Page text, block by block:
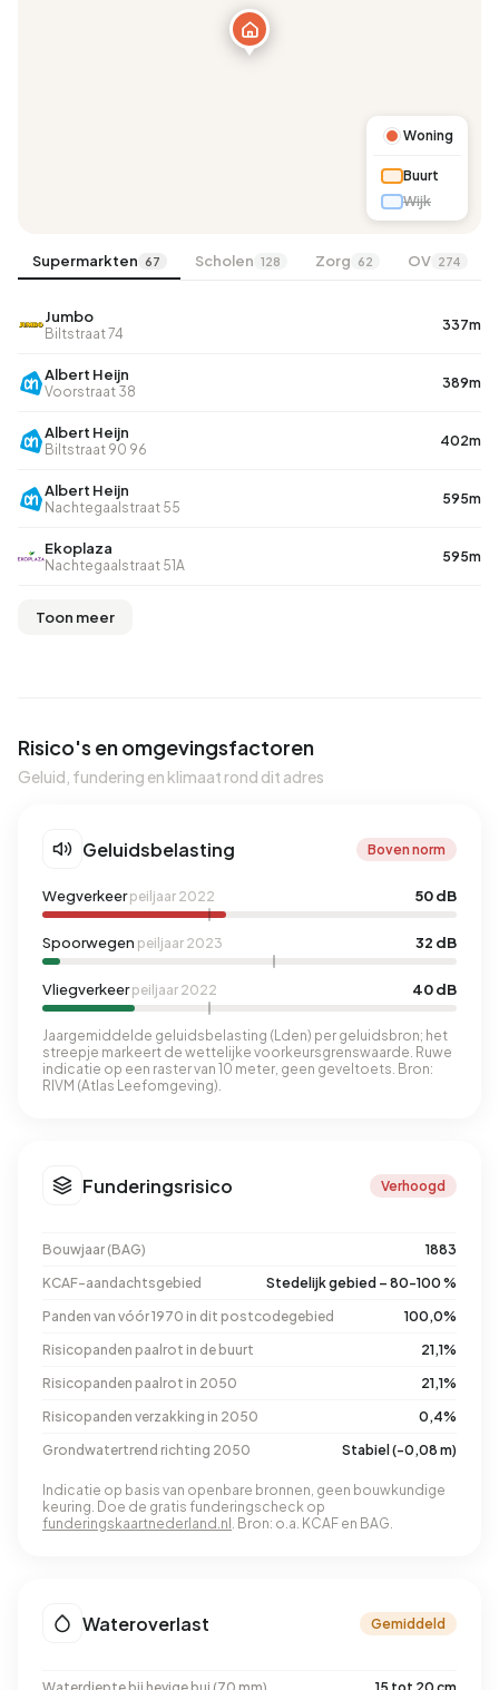
Woning
Buurt
Wijk
Supermarkten 67 Scholen 128 Zorg 62 OV 274
Jumbo
Biltstraat 74
337m
Albert Heijn
Voorstraat 38
389m
Albert Heijn
Biltstraat 90 96
402m
Albert Heijn
Nachtegaalstraat 55
595m
Ekoplaza
Nachtegaalstraat 51A
595m
Toon meer
Risico's en omgevingsfactoren
Geluid, fundering en klimaat rond dit adres
Geluidsbelasting Boven norm
Wegverkeerpeiljaar 2022 50 dB
Spoorwegen peiljaar 2023 32 dB
Vliegverkeerpeiljaar 2022 40 dB
Jaargemiddelde geluidsbelasting (Lden) per geluidsbron; het
streepje markeert de wettelijke voorkeursgrenswaarde. Ruwe
indicatie op een raster van 10 meter, geen geveltoets. Bron:
RIVM (Atlas Leefomgeving).
Funderingsrisico Verhoogd
Bouwjaar (BAG)
1883
KCAF-aandachtsgebied
Stedelijk gebied – 80-100 %
Panden van vóór 1970 in dit postcodegebied
100,0%
Risicopanden paalrot in de buurt
21,1%
Risicopanden paalrot in 2050
21,1%
Risicopanden verzakking in 2050
0,4%
Grondwatertrend richting 2050
Stabiel (-0,08 m)
Indicatie op basis van openbare bronnen, geen bouwkundige
keuring. Doe de gratis funderingscheck op
funderingskaartnederland.nl . Bron: o.a. KCAF en BAG.
Wateroverlast Gemiddeld